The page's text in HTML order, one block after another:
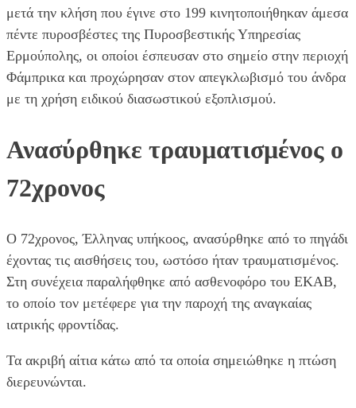
μετά την κλήση που έγινε στο 199 κινητοποιήθηκαν άμεσα
πέντε πυροσβέστες της Πυροσβεστικής Υπηρεσίας
Ερμούπολης, οι οποίοι έσπευσαν στο σημείο στην περιοχή
Φάμπρικα και προχώρησαν στον απεγκλωβισμό του άνδρα
με τη χρήση ειδικού διασωστικού εξοπλισμού.
Ανασύρθηκε τραυματισμένος ο
72χρονος
Ο 72χρονος, Έλληνας υπήκοος, ανασύρθηκε από το πηγάδι
έχοντας τις αισθήσεις του, ωστόσο ήταν τραυματισμένος.
Στη συνέχεια παραλήφθηκε από ασθενοφόρο του ΕΚΑΒ,
το οποίο τον μετέφερε για την παροχή της αναγκαίας
ιατρικής φροντίδας.
Τα ακριβή αίτια κάτω από τα οποία σημειώθηκε η πτώση
διερευνώνται.